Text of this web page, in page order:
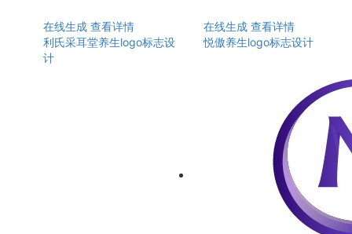
在线生成 查看详情
利氏采耳堂养生logo标志设
计
在线生成 查看详情
悦傲养生logo标志设计